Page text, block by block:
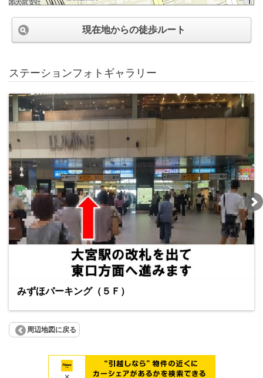
現在地からの徒歩ルート
ステーションフォトギャラリー
みずほパーキング（５Ｆ）
周辺地図に戻る